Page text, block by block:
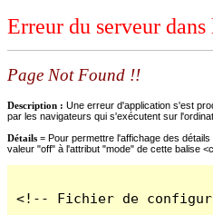
Erreur du serveur
Page Not Found !!
Description : Une erreur d'application s'est
par les navigateurs qui s'exécutent sur
Détails = Pour permettre l'affichage des
valeur "off" à l'attribut "mode" de cette balise
<!-- Fichier de